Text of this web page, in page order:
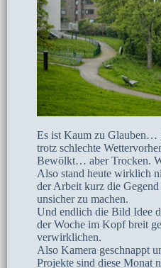
Es ist Kaum zu Glauben…
trotz schlechte
Bewölkt… aber Trocken.
Also stand heute wirklich
der Arbeit kurz die
unsicher zu machen.
Und endlich die Bild Idee
der Woche im Kopf breit
verwirklichen.
Also Kamera geschnappt
Projekte sind diese Monat